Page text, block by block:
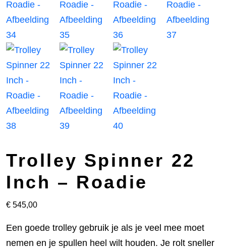
Trolley Spinner 22
Inch – Roadie
€ 545,00
Een goede trolley gebruik je als je veel mee moet
nemen en je spullen heel wilt houden. Je rolt sneller